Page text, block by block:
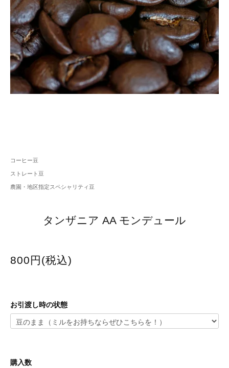
コーヒー豆
ストレート豆
農園・地区指定スペシャリティ豆
タンザニア AA モンデュール
800円(税込)
お引渡し時の状態
購入数